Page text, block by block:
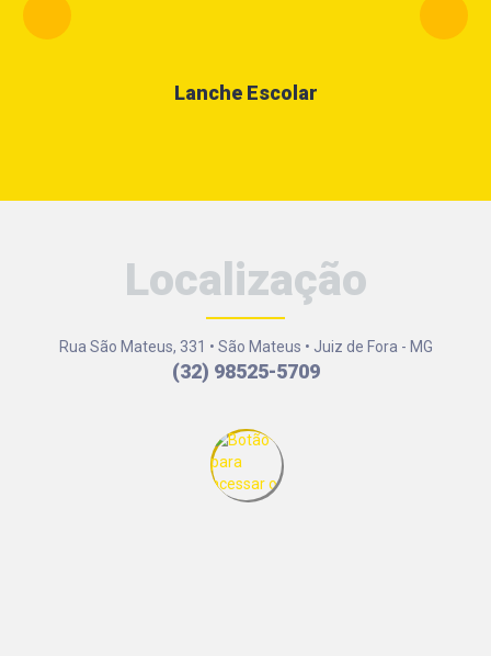
Lanche Escolar
Localização
Rua São Mateus, 331 • São Mateus • Juiz de Fora - MG
(32) 98525-5709